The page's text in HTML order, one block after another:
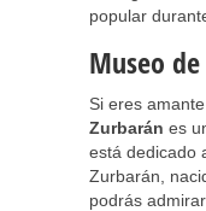
popular
Museo
Si eres
Zurbarán es
está dedicado
Zurbarán,
podrás